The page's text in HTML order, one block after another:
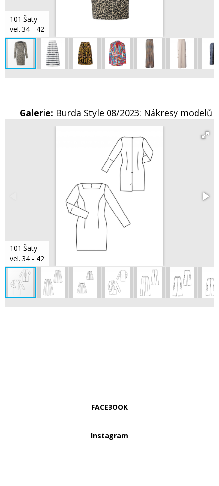
101 Šaty
vel. 34 - 42
Galerie: Burda Style 08/2023: Nákresy modelů
101 Šaty
vel. 34 - 42
FACEBOOK
Instagram